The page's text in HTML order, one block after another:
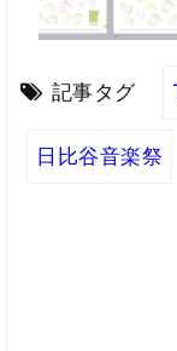
記事タグ
日比谷音楽祭